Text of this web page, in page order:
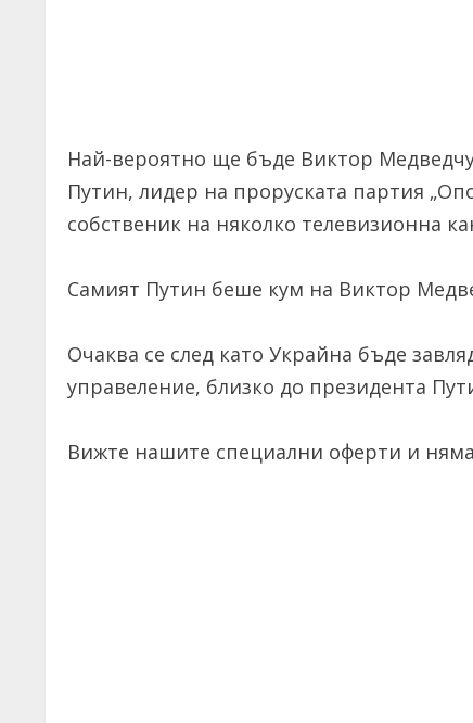
Най-вероятно ще бъде Виктор
Путин, лидер на проруската партия
собственик на няколко телевизионна
Самият Путин беше кум на Виктор
Очаква се след като Украйна бъде
управеление, близко до президента
Вижте нашите специални оферти и